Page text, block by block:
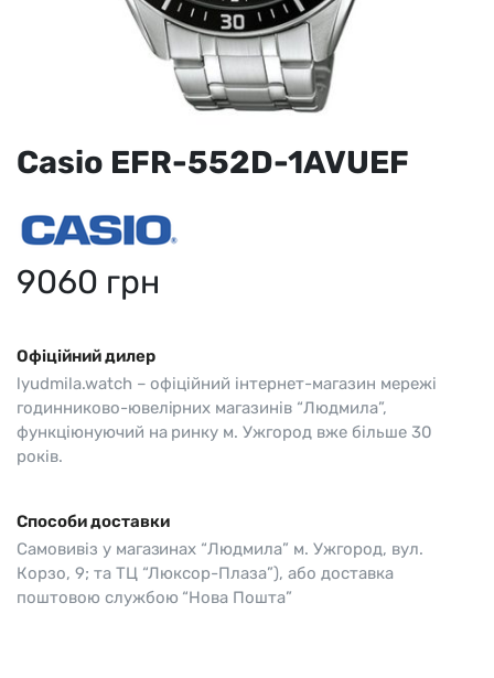
Casio EFR-552D-1AVUEF
9060 грн
Офіційний дилер
lyudmila.watch – офіційний інтернет-магазин мережі
годинниково-ювелірних магазинів “Людмила”,
функціюнуючий на ринку м. Ужгород вже більше 30
років.
Способи доставки
Самовивіз у магазинах “Людмила” м. Ужгород, вул.
Корзо, 9; та ТЦ “Люксор-Плаза”), або доставка
поштовою службою “Нова Пошта”